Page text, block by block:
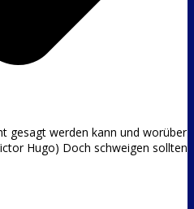
gesagt werden kann und worüber
Hugo) Doch schweigen sollten